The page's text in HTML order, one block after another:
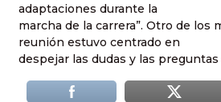
adaptaciones durante la
marcha de la carrera”. Otro de los
reunión estuvo centrado en
despejar las dudas y las